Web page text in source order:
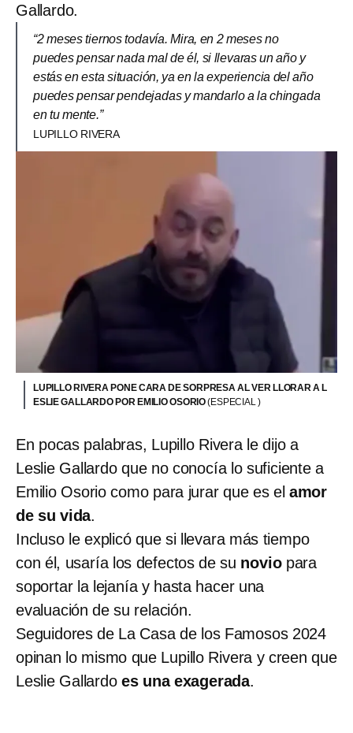
Gallardo.
“2 meses tiernos todavía. Mira, en 2 meses no
puedes pensar nada mal de él, si llevaras un año y
estás en esta situación, ya en la experiencia del año
puedes pensar pendejadas y mandarlo a la chingada
en tu mente.”
LUPILLO RIVERA
LUPILLO RIVERA PONE CARA DE SORPRESA AL VER LLORAR A L
ESLIE GALLARDO POR EMILIO OSORIO(ESPECIAL )
En pocas palabras, Lupillo Rivera le dijo a
Leslie Gallardo que no conocía lo suficiente a
Emilio Osorio como para jurar que es el amor
de su vida.
Incluso le explicó que si llevara más tiempo
con él, usaría los defectos de su noviopara
soportar la lejanía y hasta hacer una
evaluación de su relación.
Seguidores de La Casa de los Famosos 2024
opinan lo mismo que Lupillo Rivera y creen que
Leslie Gallardoes una exagerada.